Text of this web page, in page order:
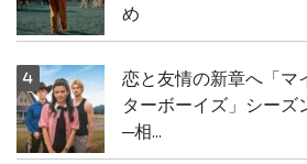
め
恋と友情の新章へ「マ
ターボーイズ」シーズ
─相...